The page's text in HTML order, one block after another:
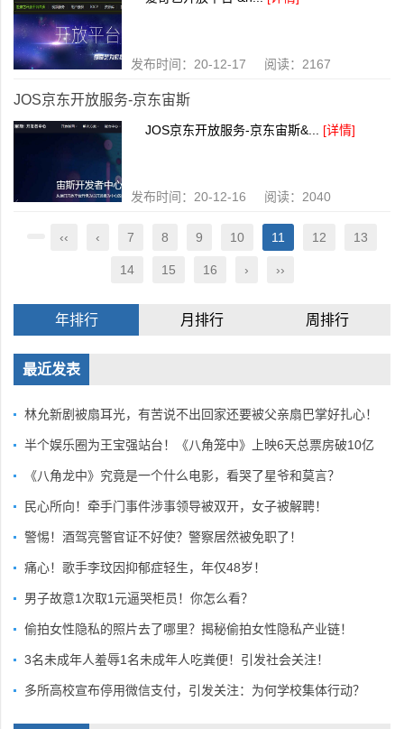
发布时间：20-12-17 阅读：2167
JOS京东开放服务-京东宙斯
JOS京东开放服务-京东宙斯&... [详情]
发布时间：20-12-16 阅读：2040
‹‹ ‹ 7 8 9 10 11 12 13
14 15 16 › ››
年排行 月排行 周排行
最近发表
林允新剧被扇耳光，有苦说不出回家还要被父亲扇巴掌好扎心！
半个娱乐圈为王宝强站台！《八角笼中》上映6天总票房破10亿
《八角龙中》究竟是一个什么电影，看哭了星爷和莫言？
民心所向！牵手门事件涉事领导被双开，女子被解聘！
警惕！酒驾亮警官证不好使？警察居然被免职了！
痛心！歌手李玟因抑郁症轻生，年仅48岁！
男子故意1次取1元逼哭柜员！你怎么看？
偷拍女性隐私的照片去了哪里？揭秘偷拍女性隐私产业链！
3名未成年人羞辱1名未成年人吃粪便！引发社会关注！
多所高校宣布停用微信支付，引发关注：为何学校集体行动？